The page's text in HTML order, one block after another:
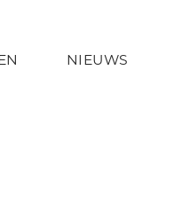
NIEUWS